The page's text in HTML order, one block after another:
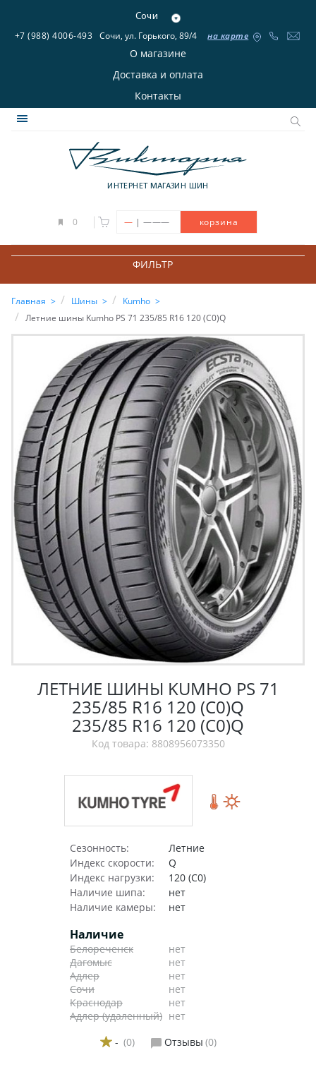
Сочи
+7 (988) 4006-493 Сочи, ул. Горького, 89/4 на карте
О магазине
Доставка и оплата
Контакты
ИНТЕРНЕТ МАГАЗИН ШИН
0 — | ——— корзина
ФИЛЬТР
Главная Шины
Kumho
Летние шины Kumho PS 71 235/85 R16 120 (C0)Q
ЛЕТНИЕ ШИНЫ KUMHO PS 71
235/85 R16 120 (C0)Q
235/85 R16 120 (C0)Q
Код товара: 8808956073350
Сезонность:
Летние
Индекс скорости:
Q
Индекс нагрузки:
120 (C0)
Наличие шипа:
нет
Наличие камеры:
нет
Наличие
Белореченск
нет
Дагомыс
нет
Адлер
нет
Сочи
нет
Краснодар
нет
Адлер (удаленный) нет
- (0) Отзывы (0)